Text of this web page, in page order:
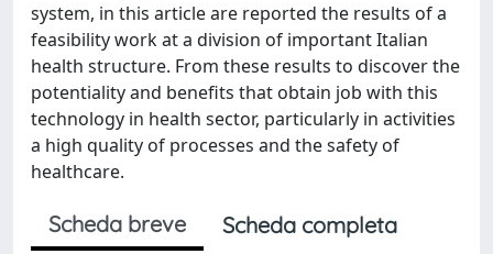
system, in this article are reported the results of a
feasibility work at a division of important Italian
health structure. From these results to discover the
potentiality and benefits that obtain job with this
technology in health sector, particularly in activities
a high quality of processes and the safety of
healthcare.
Scheda breve
Scheda completa